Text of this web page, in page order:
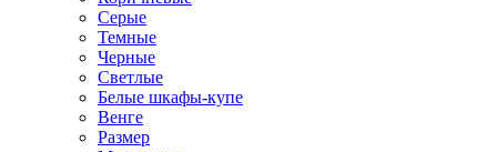
Серые
Темные
Черные
Светлые
Белые шкафы-купе
Венге
Размер